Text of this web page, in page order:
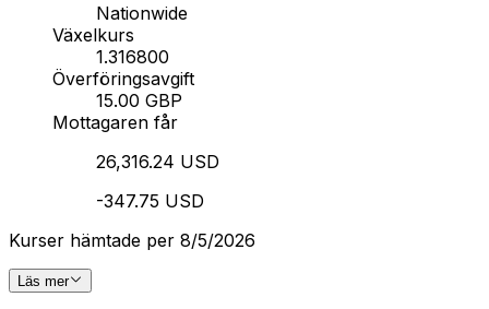
Nationwide
Växelkurs
1.316800
Överföringsavgift
15.00 GBP
Mottagaren får
26,316.24 USD
-347.75 USD
Kurser hämtade per 8/5/2026
Läs mer